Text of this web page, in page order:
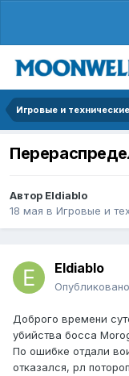
Игровые и
Автор Eldiablo
18 мая в Игровые и
Eldiablo
Опубликовано
Доброго времени
убийства босса
По ошибке отдали
отказался, рл